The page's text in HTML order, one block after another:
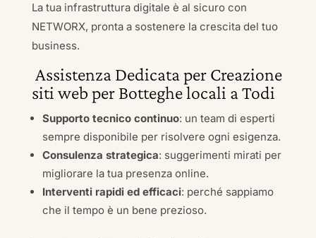
La tua infrastruttura digitale è al sicuro con
NETWORX, pronta a sostenere la crescita del tuo
business.
Assistenza Dedicata per Creazione
siti web per Botteghe locali a Todi
Supporto tecnico continuo: un team di esperti
sempre disponibile per risolvere ogni esigenza.
Consulenza strategica: suggerimenti mirati per
migliorare la tua presenza online.
Interventi rapidi ed efficaci: perché sappiamo
che il tempo è un bene prezioso.